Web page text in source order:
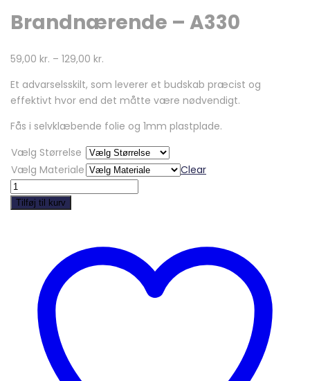
Brandnærende – A330
59,00 kr. – 129,00 kr.
Et advarselsskilt, som leverer et budskab præcist og
effektivt hvor end det måtte være nødvendigt.
Fås i selvklæbende folie og 1mm plastplade.
Vælg Størrelse
Vælg Materiale
Clear
Brandnærende
Tilføj til kurv